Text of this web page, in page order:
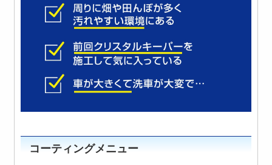
コーティングメニュー